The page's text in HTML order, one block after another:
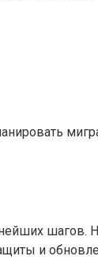
шагов.
и